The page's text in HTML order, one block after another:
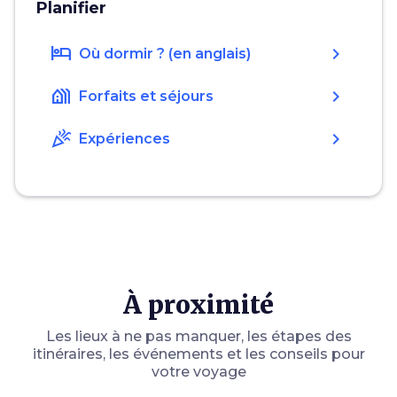
Planifier
hotel Où dormir ? (en anglais) chevron_right
holiday_village Forfaits et séjours chevron_right
celebration Expériences chevron_right
À proximité
Les lieux à ne pas manquer, les étapes des
itinéraires, les événements et les conseils pour
votre voyage